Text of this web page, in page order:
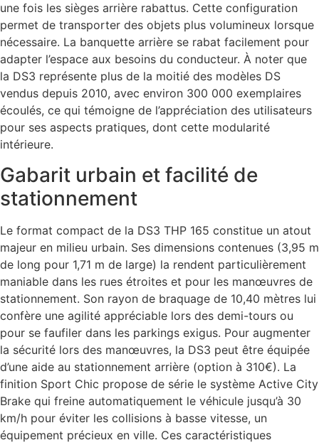
une fois les sièges arrière rabattus. Cette configuration
permet de transporter des objets plus volumineux lorsque
nécessaire. La banquette arrière se rabat facilement pour
adapter l’espace aux besoins du conducteur. À noter que
la DS3 représente plus de la moitié des modèles DS
vendus depuis 2010, avec environ 300 000 exemplaires
écoulés, ce qui témoigne de l’appréciation des utilisateurs
pour ses aspects pratiques, dont cette modularité
intérieure.
Gabarit urbain et facilité de
stationnement
Le format compact de la DS3 THP 165 constitue un atout
majeur en milieu urbain. Ses dimensions contenues (3,95 m
de long pour 1,71 m de large) la rendent particulièrement
maniable dans les rues étroites et pour les manœuvres de
stationnement. Son rayon de braquage de 10,40 mètres lui
confère une agilité appréciable lors des demi-tours ou
pour se faufiler dans les parkings exigus. Pour augmenter
la sécurité lors des manœuvres, la DS3 peut être équipée
d’une aide au stationnement arrière (option à 310€). La
finition Sport Chic propose de série le système Active City
Brake qui freine automatiquement le véhicule jusqu’à 30
km/h pour éviter les collisions à basse vitesse, un
équipement précieux en ville. Ces caractéristiques